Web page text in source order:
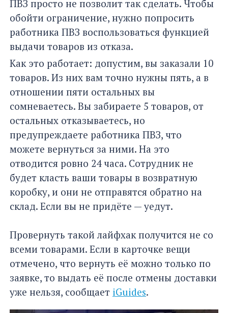
ПВЗ просто не позволит так сделать. Чтобы
обойти ограничение, нужно попросить
работника ПВЗ воспользоваться функцией
выдачи товаров из отказа.
Как это работает: допустим, вы заказали 10
товаров. Из них вам точно нужны пять, а в
отношении пяти остальных вы
сомневаетесь. Вы забираете 5 товаров, от
остальных отказываетесь, но
предупреждаете работника ПВЗ, что
можете вернуться за ними. На это
отводится ровно 24 часа. Сотрудник не
будет класть ваши товары в возвратную
коробку, и они не отправятся обратно на
склад. Если вы не придёте — уедут.
Провернуть такой лайфхак получится не со
всеми товарами. Если в карточке вещи
отмечено, что вернуть её можно только по
заявке, то выдать её после отмены доставки
уже нельзя, сообщает iGuides.